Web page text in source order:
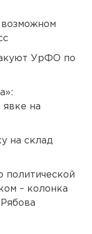
УрФО по
явке на
на склад
политической
– колонка